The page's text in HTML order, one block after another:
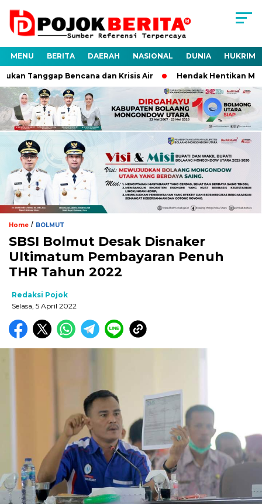
MENU BERITA DAERAH NASIONAL DUNIA HUKRIM
Tanggap Bencana dan Krisis Air Hendak Hentikan
Home / BOLMUT
SBSI Bolmut Desak Disnaker
Ultimatum Pembayaran Penuh
THR Tahun 2022
Redaksi Pojok
Selasa, 5 April 2022